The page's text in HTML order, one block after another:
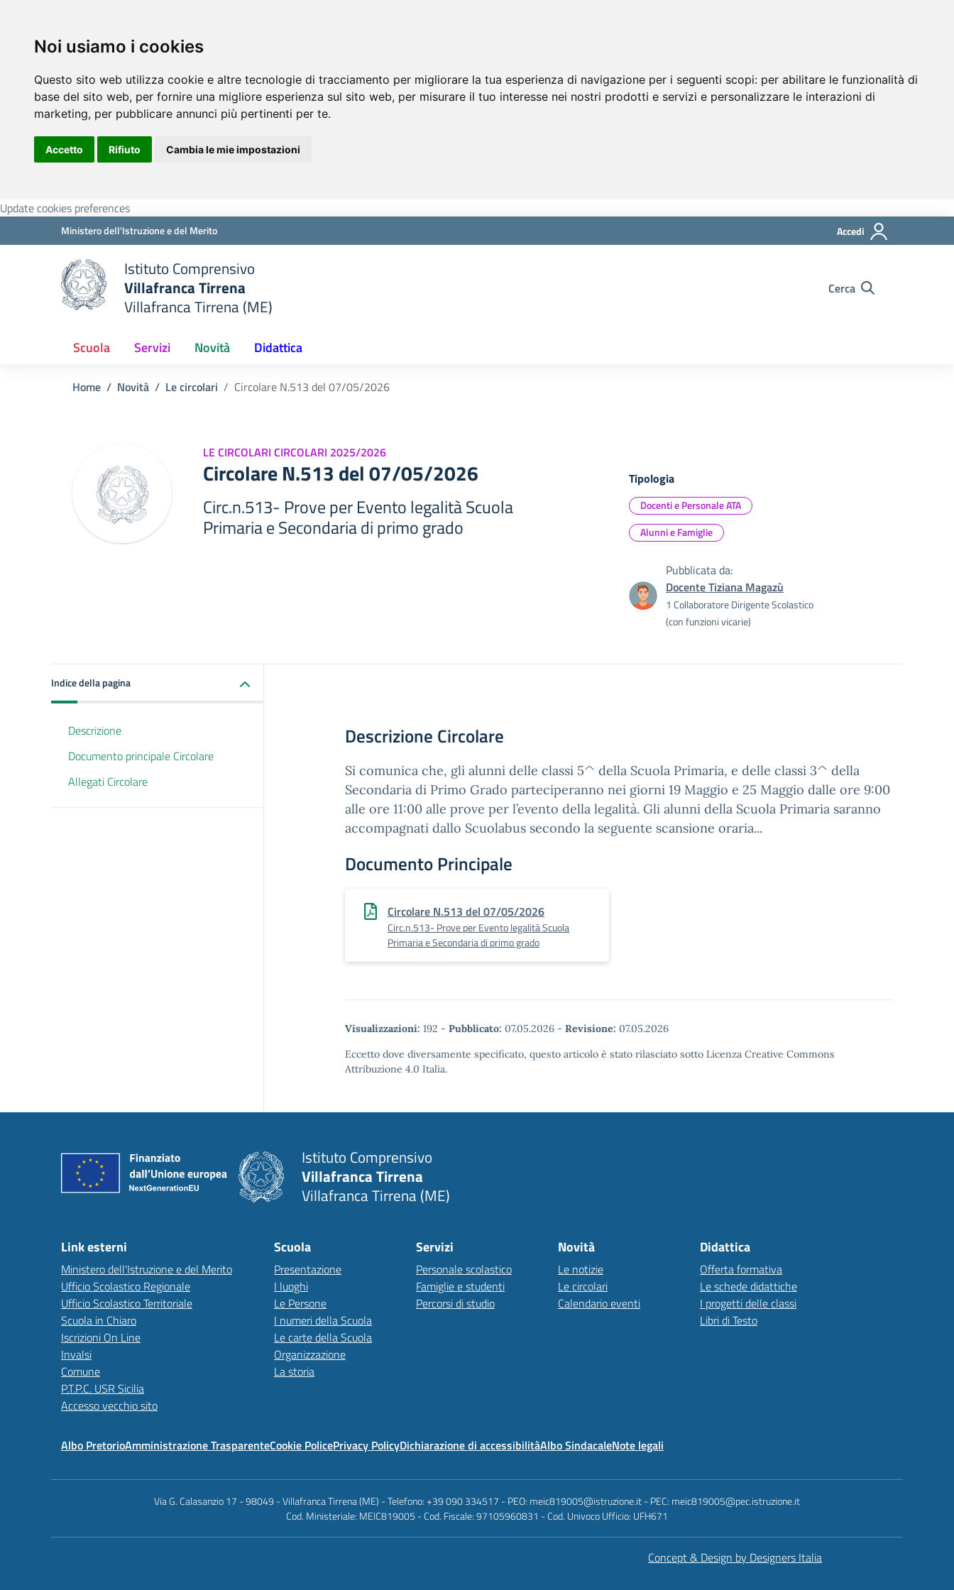
Noi usiamo i cookies
Questo sito web utilizza cookie e altre tecnologie di tracciamento per migliorare la tua esperienza di navigazione per i seguenti scopi: per abilitare le funzionalità di
base del sito web, per fornire una migliore esperienza sul sito web, per misurare il tuo interesse nei nostri prodotti e servizi e personalizzare le interazioni di
marketing, per pubblicare annunci più pertinenti per te.
Accetto Rifiuto Cambia le mie impostazioni
Update cookies preferences
Ministero dell'Istruzione e del Merito Accedi
Istituto Comprensivo
Villafranca Tirrena
Villafranca Tirrena (ME)
Cerca
Scuola Servizi Novità Didattica
Home Novità Le circolari Circolare N.513 del 07/05/2026
LE CIRCOLARI CIRCOLARI 2025/2026
Circolare N.513 del 07/05/2026
Circ.n.513- Prove per Evento legalità Scuola
Primaria e Secondaria di primo grado
Tipologia
Docenti e Personale ATA
Alunni e Famiglie
Pubblicata da:
Docente Tiziana Magazù
1 Collaboratore Dirigente Scolastico
(con funzioni vicarie)
Indice della pagina
Descrizione
Documento principale Circolare
Allegati Circolare
Descrizione Circolare
Si comunica che, gli alunni delle classi 5^ della Scuola Primaria, e delle classi 3^ della
Secondaria di Primo Grado parteciperanno nei giorni 19 Maggio e 25 Maggio dalle ore 9:00
alle ore 11:00 alle prove per l’evento della legalità. Gli alunni della Scuola Primaria saranno
accompagnati dallo Scuolabus secondo la seguente scansione oraria...
Documento Principale
Circolare N.513 del 07/05/2026
Circ.n.513- Prove per Evento legalità Scuola
Primaria e Secondaria di primo grado
Visualizzazioni: 192 - Pubblicato: 07.05.2026 - Revisione: 07.05.2026
Eccetto dove diversamente specificato, questo articolo è stato rilasciato sotto Licenza Creative Commons
Attribuzione 4.0 Italia.
Istituto Comprensivo
Villafranca Tirrena
Villafranca Tirrena (ME)
Link esterni
Ministero dell'Istruzione e del Merito
Ufficio Scolastico Regionale
Ufficio Scolastico Territoriale
Scuola in Chiaro
Iscrizioni On Line
Invalsi
Comune
P.T.P.C. USR Sicilia
Accesso vecchio sito
Scuola
Presentazione
I luoghi
Le Persone
I numeri della Scuola
Le carte della Scuola
Organizzazione
La storia
Servizi
Personale scolastico
Famiglie e studenti
Percorsi di studio
Novità
Le notizie
Le circolari
Calendario eventi
Didattica
Offerta formativa
Le schede didattiche
I progetti delle classi
Libri di Testo
Albo PretorioAmministrazione TrasparenteCookie PolicePrivacy PolicyDichiarazione di accessibilitàAlbo SindacaleNote legali
Via G. Calasanzio 17 - 98049 - Villafranca Tirrena (ME) - Telefono: +39 090 334517 - PEO: meic819005@istruzione.it - PEC: meic819005@pec.istruzione.it
Cod. Ministeriale: MEIC819005 - Cod. Fiscale: 97105960831 - Cod. Univoco Ufficio: UFH671
Concept & Design by Designers Italia